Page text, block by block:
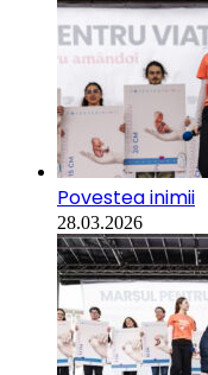
Povestea inimii
28.03.2026